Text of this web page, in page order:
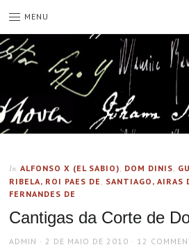
MENU
In ALFONSO X (EL SABIO), DOM DINIS,
RIBELA, ROI PAES DE , SANTIAGO, AIRAS
FERNANDES DE
Cantigas da Corte de
AUTHOR
ADMIN
POSTED
2 DE MAIO DE 2010 12